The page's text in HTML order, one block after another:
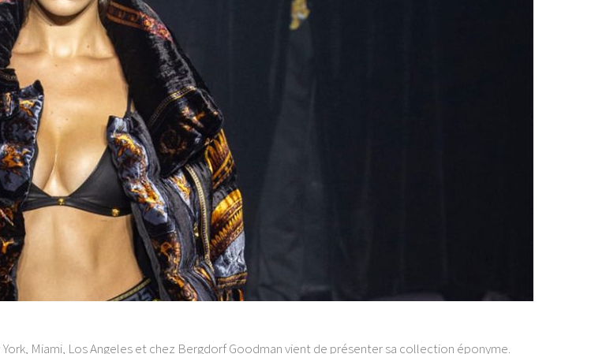
Miami, Los Angeles et chez Bergdorf Goodman vient de présenter sa collection éponyme.